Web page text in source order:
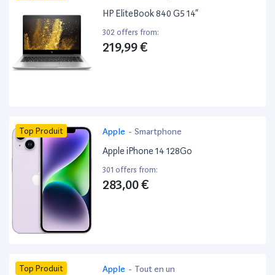
HP EliteBook 840 G5 14”
302 offers from:
219,99 €
Top Produit Apple - Smartphone
Apple iPhone 14 128Go
301 offers from:
283,00 €
Top Produit Apple - Tout en un